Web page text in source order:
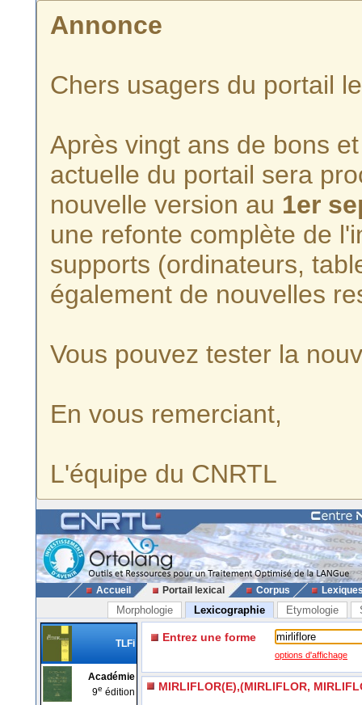
Annonce
Chers usagers du portail
Après vingt ans de bons
actuelle du portail sera
nouvelle version au 1er
une refonte complète de
supports (ordinateurs,
également de nouvelles
Vous pouvez tester la
En vous remerciant,
L'équipe du CNRTL
Accueil Portail lexical Corpus
Morphologie Lexicographie Etymologie
TLFi
Académie
9e édition
Entrez une forme
options d'affichage
MIRLIFLOR(E),(MIRLIFLOR,